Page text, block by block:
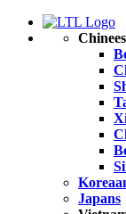
Chinees
Japans